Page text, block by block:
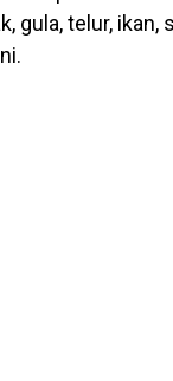
gula, telur, ikan,